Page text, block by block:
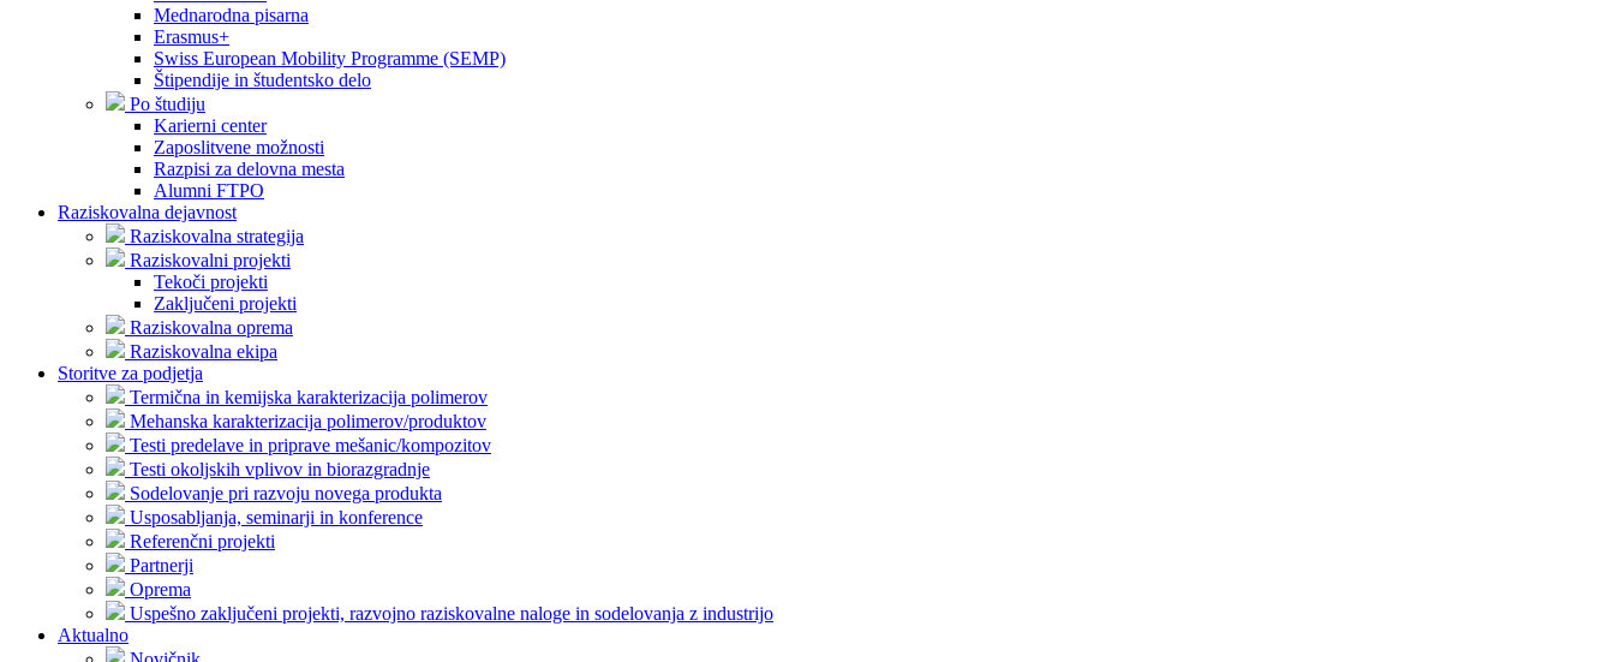
Mednarodna pisarna
Erasmus+
Swiss European Mobility Programme (SEMP)
Štipendije in študentsko delo
Po študiju
Karierni center
Zaposlitvene možnosti
Razpisi za delovna mesta
Alumni FTPO
Raziskovalna dejavnost
Raziskovalna strategija
Raziskovalni projekti
Tekoči projekti
Zaključeni projekti
Raziskovalna oprema
Raziskovalna ekipa
Storitve za podjetja
Termična in kemijska karakterizacija polimerov
Mehanska karakterizacija polimerov/produktov
Testi predelave in priprave mešanic/kompozitov
Testi okoljskih vplivov in biorazgradnje
Sodelovanje pri razvoju novega produkta
Usposabljanja, seminarji in konference
Referenčni projekti
Partnerji
Oprema
Uspešno zaključeni projekti, razvojno raziskovalne naloge in sodelovanja z industrijo
Aktualno